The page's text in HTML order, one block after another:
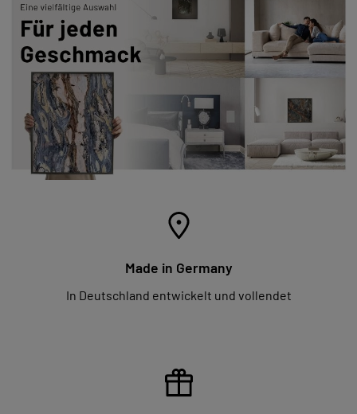
Made in Germany
In Deutschland entwickelt und vollendet